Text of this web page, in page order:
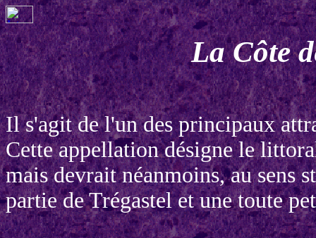
La Côte
Il s'agit de l'un des principaux
Cette appellation désigne le
mais devrait néanmoins, au sens
partie de Trégastel et une toute